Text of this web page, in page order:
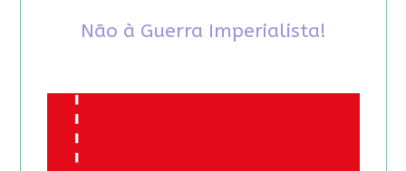
Não à Guerra Imperialista!